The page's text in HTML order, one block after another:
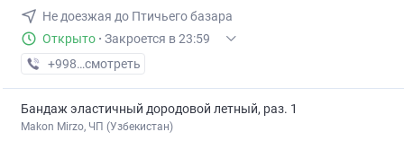
Не доезжая до Птичьего базара
Открыто · Закроется в 23:59
+998 (55) XXX-XX-XX
смотреть
Бандаж эластичный дородовой летный, раз. 1
Makon Mirzo, ЧП (Узбекистан)